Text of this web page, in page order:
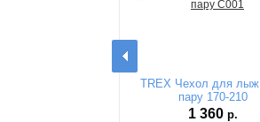
TREX Чехол для
пару 170-210
1 360 р.